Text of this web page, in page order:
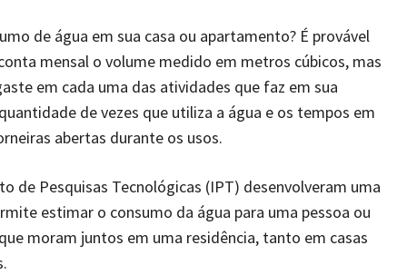
de água em sua casa ou apartamento? É provável
mensal o volume medido em metros cúbicos, mas
em cada uma das atividades que faz em sua
de vezes que utiliza a água e os tempos em
abertas durante os usos.
de Pesquisas Tecnológicas (IPT) desenvolveram uma
estimar o consumo da água para uma pessoa ou
moram juntos em uma residência, tanto em casas